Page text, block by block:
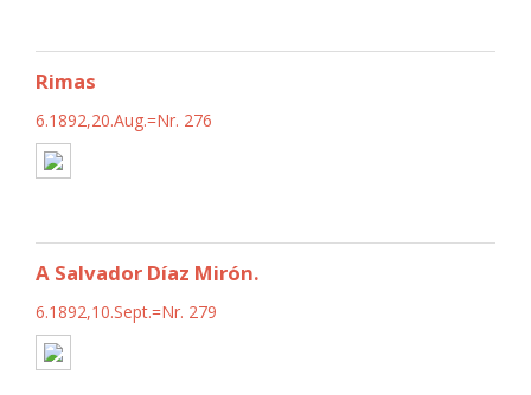
Rimas
6.1892,20.Aug.=Nr. 276
A Salvador Díaz Mirón.
6.1892,10.Sept.=Nr. 279